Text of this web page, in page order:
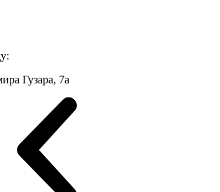
Гузара, 7а